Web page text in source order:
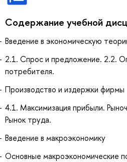
Содержание учебной
Введение в экономическую
2.1. Спрос и предложение. 2.2.
потребителя.
Производство и издержки фирмы
4.1. Максимизация прибыли.
Рынок труда.
Введение в макроэкономику
Основные макроэкономические